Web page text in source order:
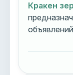
Кракен